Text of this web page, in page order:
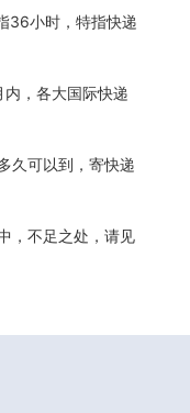
36小时，特指快递
，各大国际快递
久可以到，寄快递
，不足之处，请见